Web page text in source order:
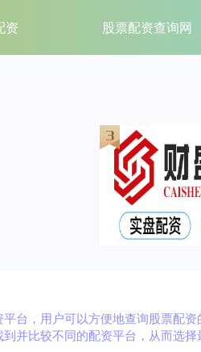
资 股票配资查询网
台，用户可以方便地查询股票配
并比较不同的配资平台，从而选择